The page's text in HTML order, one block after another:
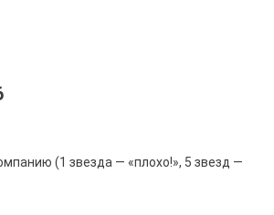
(1 звезда — «плохо!», 5 звезд —